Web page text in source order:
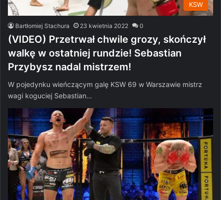
KSW
Bartłomiej Stachura 23 kwietnia 2022 0
(VIDEO) Przetrwał chwile grozy, skończył
walkę w ostatniej rundzie! Sebastian
Przybysz nadal mistrzem!
W pojedynku wieńczącym galę KSW 69 w Warszawie mistrz
wagi koguciej Sebastian…